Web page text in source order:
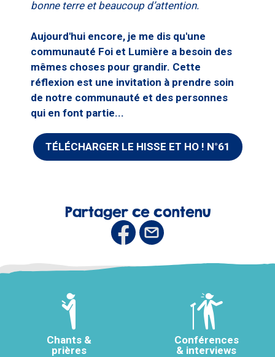
bonne terre et beaucoup d’attention.
Aujourd'hui encore, je me dis qu'une
communauté Foi et Lumière a besoin des
mêmes choses pour grandir. Cette
réflexion est une invitation à prendre soin
de notre communauté et des personnes
qui en font partie...
TÉLÉCHARGER LE HISSE ET HO ! N°61
Partager ce contenu
Chants &
prières
Conférences
& interviews